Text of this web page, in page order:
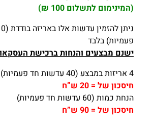
(המינימום לתשלום 100 ₪)
פעמיות) בלבד
ישנם מבצעים והנחות ברכישת
4 אריזות במבצע (40 עדשות חד פעמיות)
חיסכון של = 20 ש”ח
הנחת כמות (60 עדשות חד פעמיות)
חיסכון של = 90 ש”ח